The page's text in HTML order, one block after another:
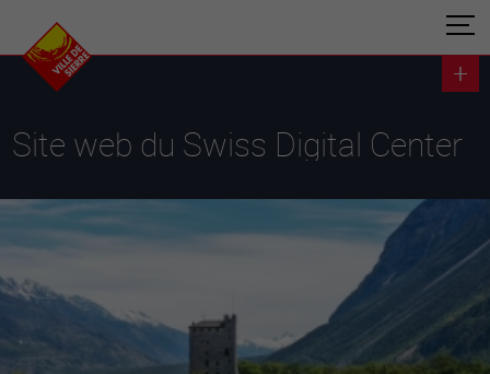
Site web du Swiss Digital Center